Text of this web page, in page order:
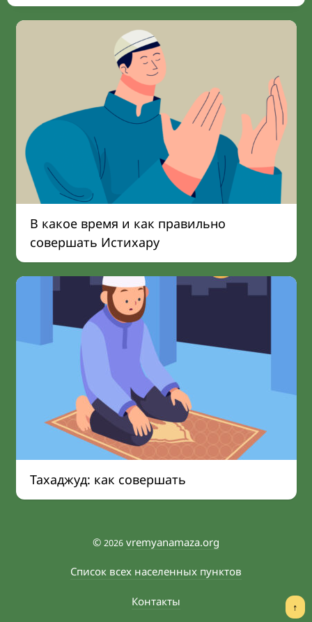
В какое время и как правильно
совершать Истихару
Тахаджуд: как совершать
© 2026 vremyanamaza.org
Список всех населенных пунктов
Контакты ↑